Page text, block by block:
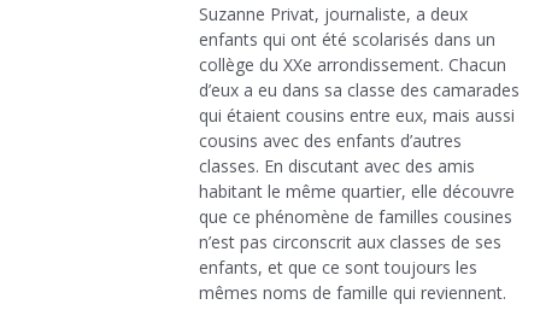
Suzanne Privat, journaliste, a deux
enfants qui ont été scolarisés dans un
collège du XXe arrondissement. Chacun
d’eux a eu dans sa classe des camarades
qui étaient cousins entre eux, mais aussi
cousins avec des enfants d’autres
classes. En discutant avec des amis
habitant le même quartier, elle découvre
que ce phénomène de familles cousines
n’est pas circonscrit aux classes de ses
enfants, et que ce sont toujours les
mêmes noms de famille qui reviennent.